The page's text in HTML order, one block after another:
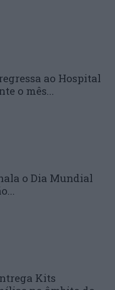
ao Hospital
o mês...
o Dia Mundial
Kits